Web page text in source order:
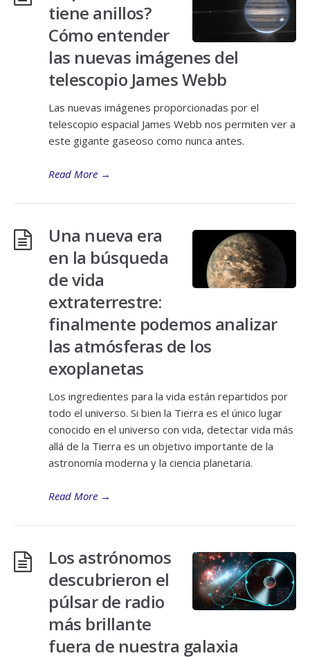
tiene anillos?
Cómo entender
las nuevas imágenes del
telescopio James Webb
Las nuevas imágenes proporcionadas por el
telescopio espacial James Webb nos permiten ver a
este gigante gaseoso como nunca antes.
Read More →
Una nueva era
en la búsqueda
de vida
extraterrestre:
finalmente podemos analizar
las atmósferas de los
exoplanetas
Los ingredientes para la vida están repartidos por
todo el universo. Si bien la Tierra es el único lugar
conocido en el universo con vida, detectar vida más
allá de la Tierra es un objetivo importante de la
astronomía moderna y la ciencia planetaria.
Read More →
Los astrónomos
descubrieron el
púlsar de radio
más brillante
fuera de nuestra galaxia